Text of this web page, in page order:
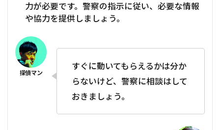
力が必要です。警察の指示に従い、必要な情報
や協力を提供しましょう。
すぐに動いてもらえるかは分か
らないけど、警察に相談はして
おきましょう。